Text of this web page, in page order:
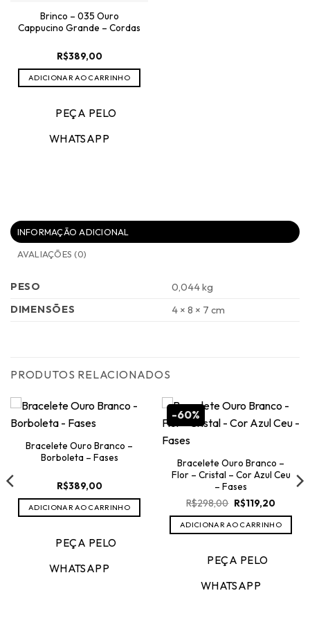
Brinco – 035 Ouro
Cappucino Grande – Cordas
R$389,00
ADICIONAR AO CARRINHO
PEÇA PELO
WHATSAPP
INFORMAÇÃO ADICIONAL
AVALIAÇÕES (0)
PESO
0,044 kg
DIMENSÕES
4 × 8 × 7 cm
PRODUTOS RELACIONADOS
Bracelete Ouro Branco –
Borboleta – Fases
R$389,00
ADICIONAR AO CARRINHO
PEÇA PELO
WHATSAPP
-60%
Bracelete Ouro Branco –
Flor – Cristal – Cor Azul Ceu
– Fases
R$298,00 O
preço
original
era:
R$298,00.
R$119,20O
atual
é:
ADICIONAR AO CARRINHO
PEÇA PELO
WHATSAPP